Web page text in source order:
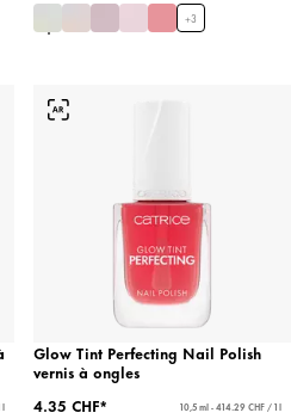
+3
l
Glow Tint Perfecting Nail Polish
vernis à ongles
4.35 CHF*
10,5 ml - 414.29 CHF / 1 l